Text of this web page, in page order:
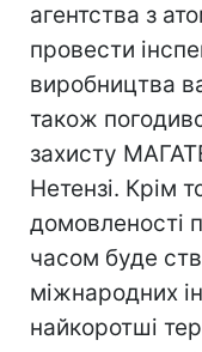
агентства з
провести
виробництва
також
захисту
Нетензі. Крім
домовленості
часом буде
міжнародних
найкоротші